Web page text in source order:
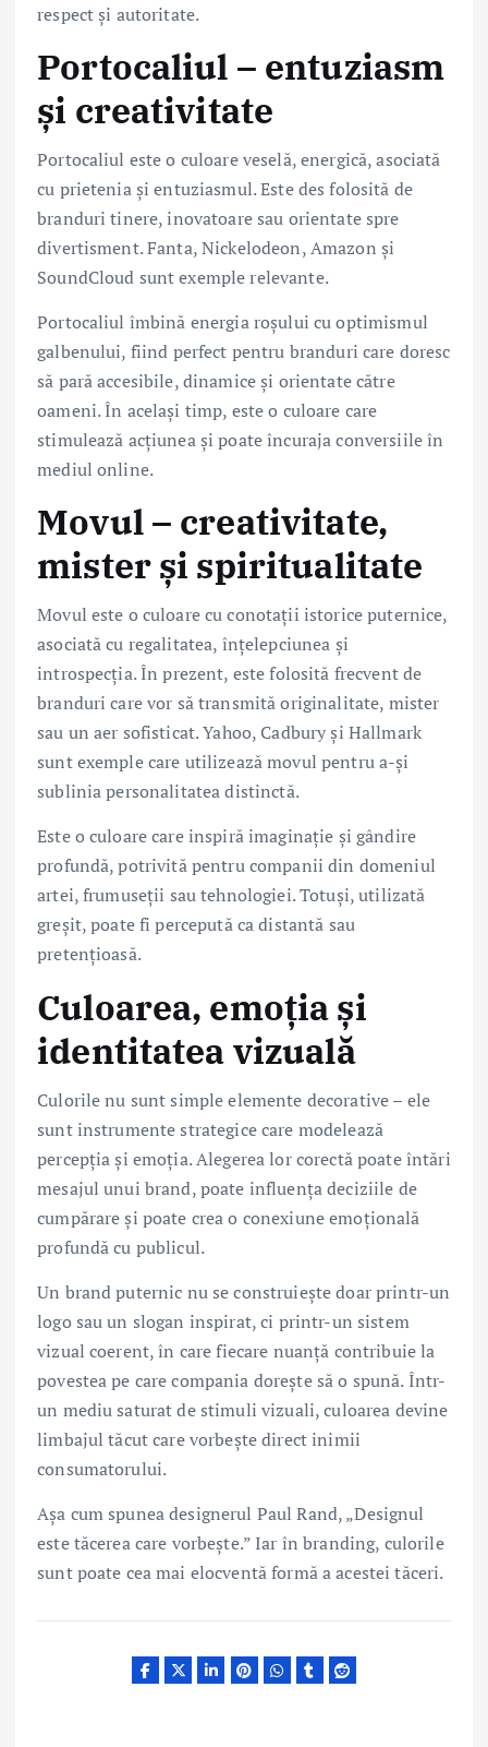
respect și autoritate.
Portocaliul – entuziasm
și creativitate
Portocaliul este o culoare veselă, energică, asociată
cu prietenia și entuziasmul. Este des folosită de
branduri tinere, inovatoare sau orientate spre
divertisment. Fanta, Nickelodeon, Amazon și
SoundCloud sunt exemple relevante.
Portocaliul îmbină energia roșului cu optimismul
galbenului, fiind perfect pentru branduri care doresc
să pară accesibile, dinamice și orientate către
oameni. În același timp, este o culoare care
stimulează acțiunea și poate încuraja conversiile în
mediul online.
Movul – creativitate,
mister și spiritualitate
Movul este o culoare cu conotații istorice puternice,
asociată cu regalitatea, înțelepciunea și
introspecția. În prezent, este folosită frecvent de
branduri care vor să transmită originalitate, mister
sau un aer sofisticat. Yahoo, Cadbury și Hallmark
sunt exemple care utilizează movul pentru a-și
sublinia personalitatea distinctă.
Este o culoare care inspiră imaginație și gândire
profundă, potrivită pentru companii din domeniul
artei, frumuseții sau tehnologiei. Totuși, utilizată
greșit, poate fi percepută ca distantă sau
pretențioasă.
Culoarea, emoția și
identitatea vizuală
Culorile nu sunt simple elemente decorative – ele
sunt instrumente strategice care modelează
percepția și emoția. Alegerea lor corectă poate întări
mesajul unui brand, poate influența deciziile de
cumpărare și poate crea o conexiune emoțională
profundă cu publicul.
Un brand puternic nu se construiește doar printr-un
logo sau un slogan inspirat, ci printr-un sistem
vizual coerent, în care fiecare nuanță contribuie la
povestea pe care compania dorește să o spună. Într-
un mediu saturat de stimuli vizuali, culoarea devine
limbajul tăcut care vorbește direct inimii
consumatorului.
Așa cum spunea designerul Paul Rand, „Designul
este tăcerea care vorbește.” Iar în branding, culorile
sunt poate cea mai elocventă formă a acestei tăceri.